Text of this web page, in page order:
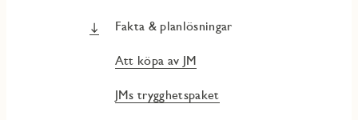
Fakta & planlösningar
Att köpa av JM
JMs trygghetspaket